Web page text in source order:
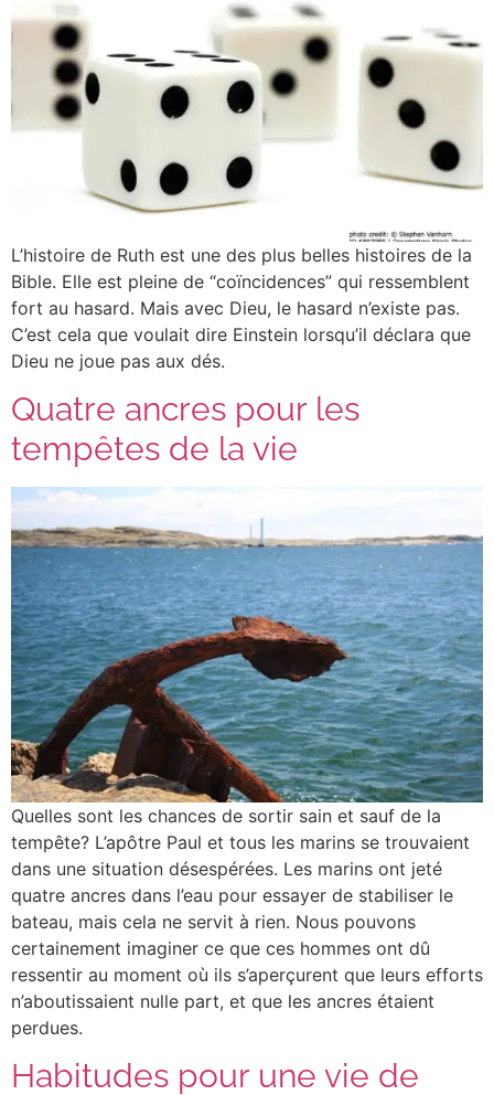
L’histoire de Ruth est une des plus belles histoires de la
Bible. Elle est pleine de “coïncidences” qui ressemblent
fort au hasard. Mais avec Dieu, le hasard n’existe pas.
C’est cela que voulait dire Einstein lorsqu’il déclara que
Dieu ne joue pas aux dés.
Quatre ancres pour les
tempêtes de la vie
Quelles sont les chances de sortir sain et sauf de la
tempête? L’apôtre Paul et tous les marins se trouvaient
dans une situation désespérées. Les marins ont jeté
quatre ancres dans l’eau pour essayer de stabiliser le
bateau, mais cela ne servit à rien. Nous pouvons
certainement imaginer ce que ces hommes ont dû
ressentir au moment où ils s’aperçurent que leurs efforts
n’aboutissaient nulle part, et que les ancres étaient
perdues.
Habitudes pour une vie de